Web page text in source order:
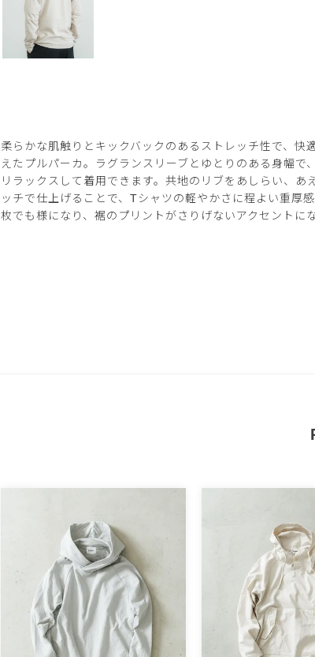
柔らかな肌触りとキックバックのあるストレッチ性で、快
えたプルパーカ。ラグランスリーブとゆとりのある身幅で
リラックスして着用できます。共地のリブをあしらい、あ
ッチで仕上げることで、Tシャツの軽やかさに程よい重厚
枚でも様になり、裾のプリントがさりげないアクセントに